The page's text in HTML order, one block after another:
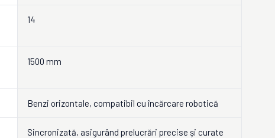
14
1500 mm
Benzi orizontale, compatibil cu încărcare robotică
Sincronizată, asigurând prelucrări precise și curate